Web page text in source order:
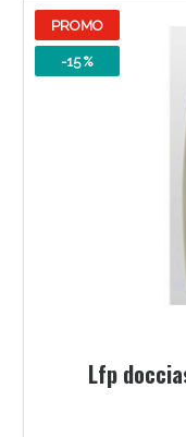
PROMO
-15 %
Lfp